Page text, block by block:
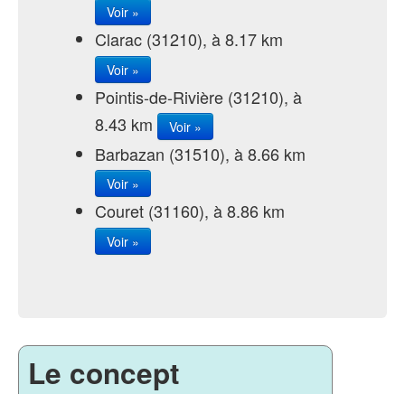
Voir »
Clarac (31210), à 8.17 km
Voir »
Pointis-de-Rivière (31210), à
8.43 km
Voir »
Barbazan (31510), à 8.66 km
Voir »
Couret (31160), à 8.86 km
Voir »
Le concept